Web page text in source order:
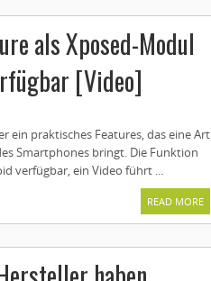
als Xposed-Modul
[Video]
ein praktisches Features, das eine Art
Smartphones bringt. Die Funktion
verfügbar, ein Video führt ...
READ MORE